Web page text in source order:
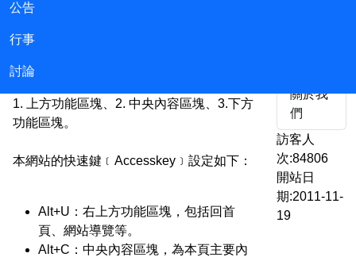
公告
行事
討論
本網站依無障礙網頁設計原則建置，網站的
1. 上方功能區塊、2. 中央內容區塊、3.下方
功能區塊。
本網站的快速鍵﹝Accesskey﹞設定如下：
Alt+U：右上方功能區塊，包括回首
頁、網站導覽等。
Alt+C：中央內容區塊，為本頁主要內
關於我
們
訪客人
次:84806
開站日
期:2011-11-
19